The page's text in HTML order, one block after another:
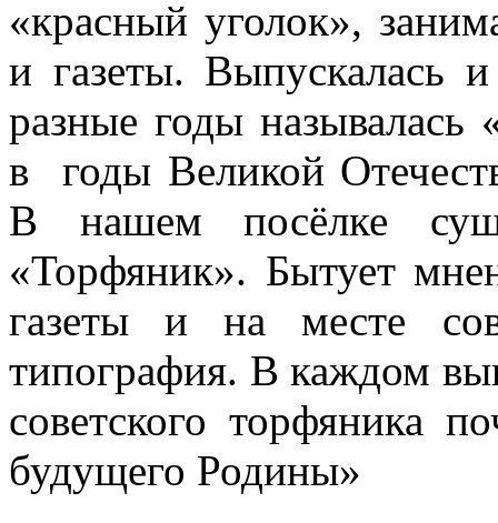
«красный уголок»,
и газеты. Выпускалась и
разные годы
в годы Великой
В нашем посёлке
«Торфяник». Бытует
газеты и на месте
типография. В каждом
советского торфяника
будущего Родины»